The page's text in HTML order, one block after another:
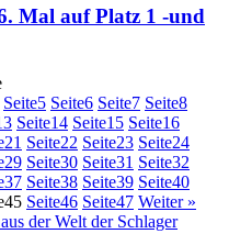
Mal auf Platz 1 -und
Seite5 Seite6 Seite7 Seite8
Seite14 Seite15 Seite16
21 Seite22 Seite23 Seite24
29 Seite30 Seite31 Seite32
37 Seite38 Seite39 Seite40
45 Seite46 Seite47 Weiter »